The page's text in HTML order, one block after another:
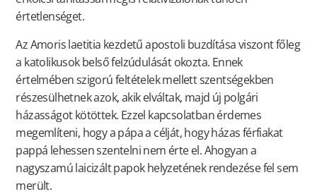
értetlenséget.
Az Amoris laetitia kezdetű apostoli buzdítása viszont főleg
a katolikusok belső felzúdulását okozta. Ennek
értelmében szigorú feltételek mellett szentségekben
részesülhetnek azok, akik elváltak, majd új polgári
házasságot kötöttek. Ezzel kapcsolatban érdemes
megemlíteni, hogy a pápa a célját, hogy házas férfiakat
pappá lehessen szentelni nem érte el. Ahogyan a
nagyszamú laicizált papok helyzetének rendezése fel sem
merült.